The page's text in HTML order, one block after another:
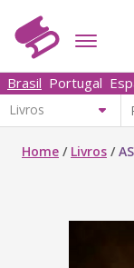
Brasil Portugal
Home / Livros /